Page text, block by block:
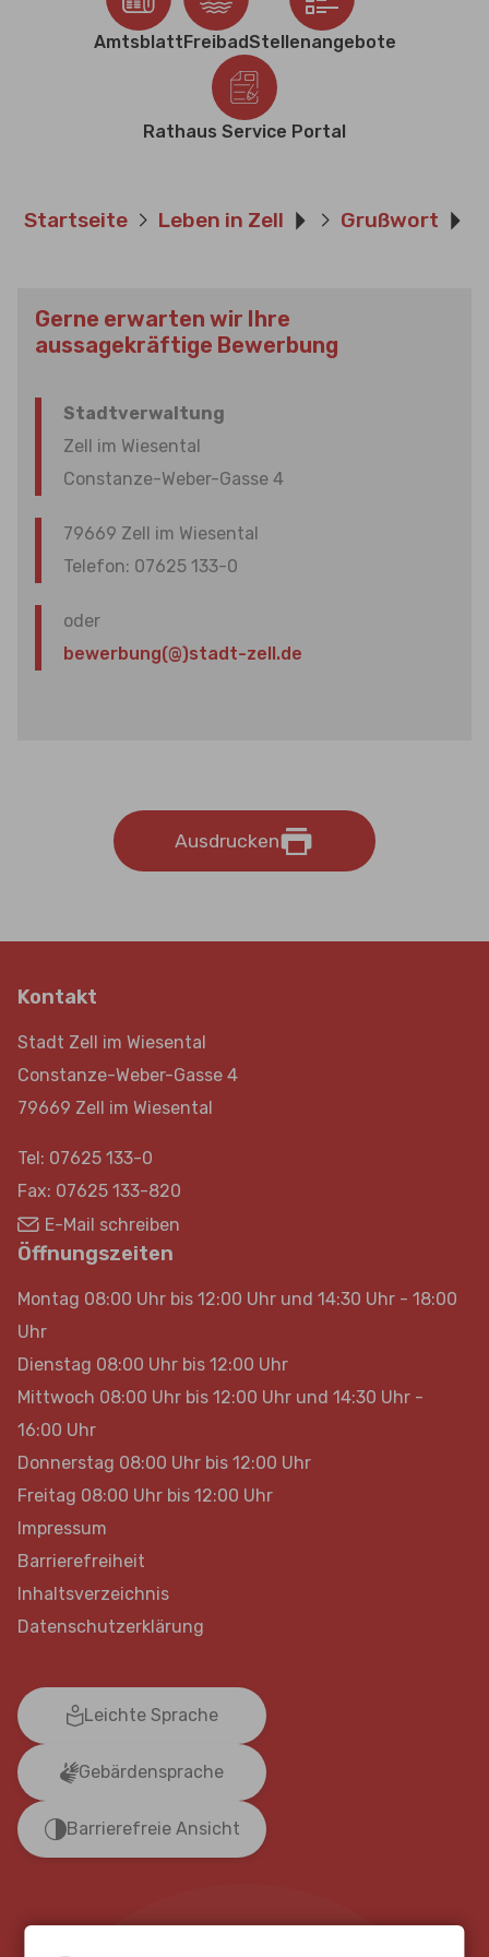
AmtsblattFreibadStellenangebote
Rathaus Service Portal
Sie sind hier:
Startseite Leben in Zell Grußwort
Gerne erwarten wir Ihre
aussagekräftige Bewerbung
Stadtverwaltung
Zell im Wiesental
Constanze-Weber-Gasse 4
79669 Zell im Wiesental
Telefon: 07625 133-0
oder
bewerbung(@)stadt-zell.de
Ausdrucken
Kontakt
Stadt Zell im Wiesental
Constanze-Weber-Gasse 4
79669 Zell im Wiesental
Tel: 07625 133-0
Fax: 07625 133-820
E-Mail schreiben
Öffnungszeiten
Montag 08:00 Uhr bis 12:00 Uhr und 14:30 Uhr - 18:00
Uhr
Dienstag 08:00 Uhr bis 12:00 Uhr
Mittwoch 08:00 Uhr bis 12:00 Uhr und 14:30 Uhr -
16:00 Uhr
Donnerstag 08:00 Uhr bis 12:00 Uhr
Freitag 08:00 Uhr bis 12:00 Uhr
Impressum
Barrierefreiheit
Inhaltsverzeichnis
Datenschutzerklärung
Leichte Sprache
Gebärdensprache
Barrierefreie Ansicht